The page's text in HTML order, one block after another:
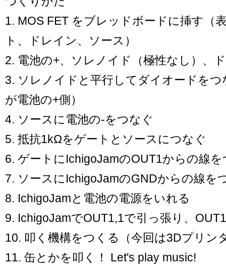
1. MOS FET をブレッドボードに挿す（
ト、ドレイン、ソース）
2. 電池の+、ソレノイド（極性なし）、
3. ソレノイドと平行してダイオードを
が電池の+側）
4. ソースに電池の-をつなぐ
5. 抵抗1kΩをゲートとソースにつなぐ
6. ゲートにIchigoJamのOUT1からの線
7. ソースにIchigoJamのGNDからの線を
8. IchigoJamと電池の電源をいれる
9. IchigoJamでOUT1,1で引っ張り、
10. 叩く機構をつくる（今回は3Dプリン
11. 缶とかを叩く！ Let's play music!